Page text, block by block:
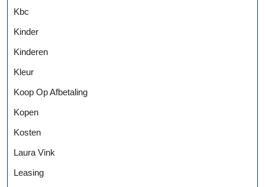
Kbc
Kinder
Kinderen
Kleur
Koop Op Afbetaling
Kopen
Kosten
Laura Vink
Leasing